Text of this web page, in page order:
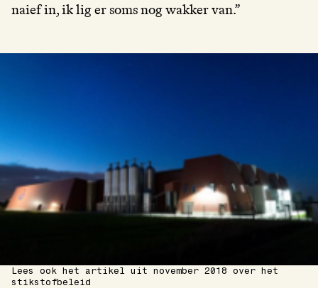
naief in, ik lig er soms nog wakker van.”
Lees ook het artikel uit november 2018 over het
stikstofbeleid